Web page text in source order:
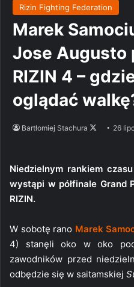
Rizin Fighting Federation
Marek
Jose Augusto
RIZIN 4 –
oglądać
Bartłomiej Stachura
Follow26
Niedzielnym rankiem
wystąpi w półfinale Grand
RIZIN.
W sobotę rano Marek
4) stanęli oko w oko
zawodników przed
odbędzie się w saitamskiej